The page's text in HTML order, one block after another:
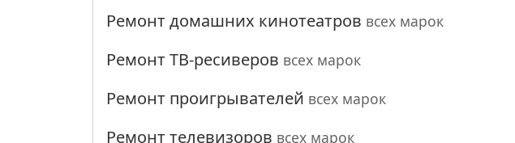
Ремонт домашних кинотеатров всех марок
Ремонт ТВ-ресиверов всех марок
Ремонт проигрывателей всех марок
Ремонт телевизоров всех марок